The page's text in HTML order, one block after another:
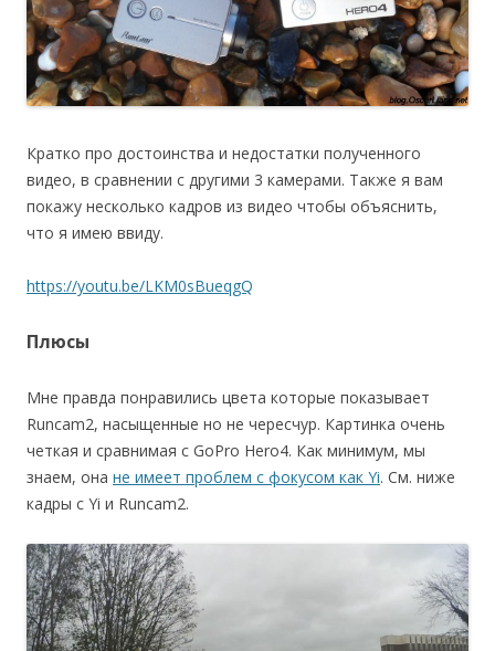
Кратко про достоинства и недостатки полученного
видео, в сравнении с другими 3 камерами. Также я вам
покажу несколько кадров из видео чтобы объяснить,
что я имею ввиду.
https://youtu.be/LKM0sBueqgQ
Плюсы
Мне правда понравились цвета которые показывает
Runcam2, насыщенные но не чересчур. Картинка очень
четкая и сравнимая с GoPro Hero4. Как минимум, мы
знаем, она не имеет проблем с фокусом как Yi. См. ниже
кадры с Yi и Runcam2.